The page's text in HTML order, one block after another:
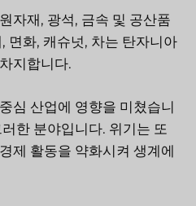
자재, 광석, 금속 및 공산품
면화, 캐슈넛, 차는 탄자니아
지합니다.
심 산업에 영향을 미쳤습니
한 분야입니다. 위기는 또
제 활동을 약화시켜 생계에